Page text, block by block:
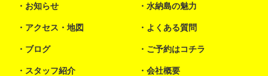
お知らせ 水納島の魅力
アクセス・地図 よくある質問
ブログ ご予約はコチラ
スタッフ紹介 会社概要